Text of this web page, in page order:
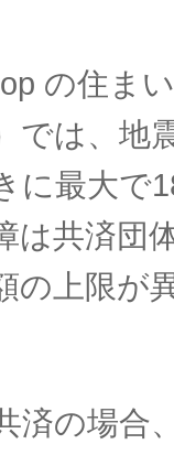
の住ま
では、地
に最大で
は共済団
の上限が
済の場合